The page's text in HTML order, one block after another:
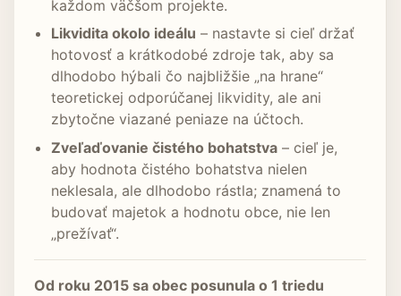
každom väčšom projekte.
Likvidita okolo ideálu – nastavte si cieľ držať
hotovosť a krátkodobé zdroje tak, aby sa
dlhodobo hýbali čo najbližšie „na hrane“
teoretickej odporúčanej likvidity, ale ani
zbytočne viazané peniaze na účtoch.
Zveľaďovanie čistého bohatstva– cieľ je,
aby hodnota čistého bohatstva nielen
neklesala, ale dlhodobo rástla; znamená to
budovať majetok a hodnotu obce, nie len
„prežívať“.
Od roku 2015 sa obec posunula o 1 triedu